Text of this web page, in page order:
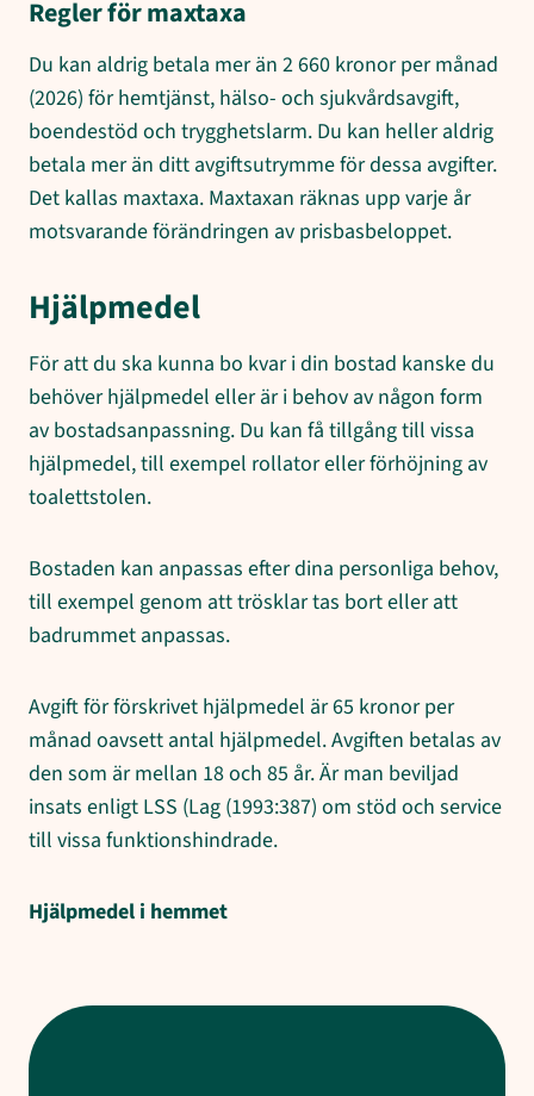
Regler för maxtaxa
Du kan aldrig betala mer än 2 660 kronor per månad
(2026) för hemtjänst, hälso- och sjukvårdsavgift,
boendestöd och trygghetslarm. Du kan heller aldrig
betala mer än ditt avgiftsutrymme för dessa avgifter.
Det kallas maxtaxa. Maxtaxan räknas upp varje år
motsvarande förändringen av prisbasbeloppet.
Hjälpmedel
För att du ska kunna bo kvar i din bostad kanske du
behöver hjälpmedel eller är i behov av någon form
av bostadsanpassning. Du kan få tillgång till vissa
hjälpmedel, till exempel rollator eller förhöjning av
toalettstolen.
Bostaden kan anpassas efter dina personliga behov,
till exempel genom att trösklar tas bort eller att
badrummet anpassas.
Avgift för förskrivet hjälpmedel är 65 kronor per
månad oavsett antal hjälpmedel. Avgiften betalas av
den som är mellan 18 och 85 år. Är man beviljad
insats enligt LSS (Lag (1993:387) om stöd och service
till vissa funktionshindrade.
Hjälpmedel i hemmet